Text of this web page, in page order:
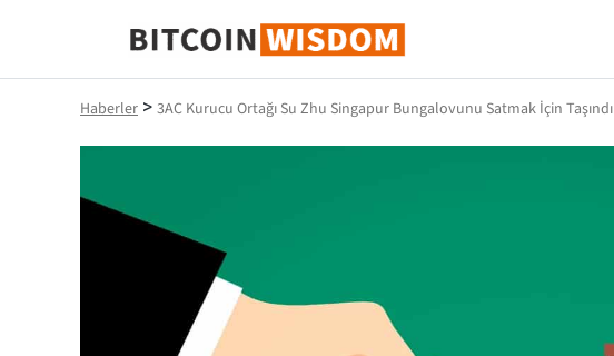
Bitcoin Bilgeliği
Haberler > 3AC Kurucu Ortağı Su Zhu Singapur Bungalovunu Satmak İçin Taşındı